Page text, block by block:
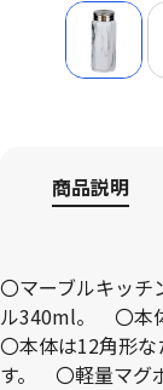
商品説明
〇マーブルキッチ
ル340ml。 〇本
〇本体は12角形
す。 〇軽量マグ